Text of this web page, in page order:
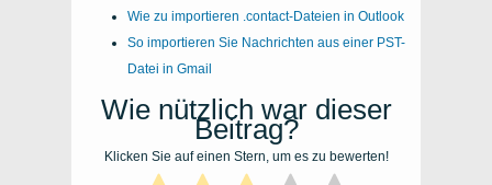
Wie zu importieren .contact-Dateien in Outlook
So importieren Sie Nachrichten aus einer PST-
Datei in Gmail
Wie nützlich war dieser
Beitrag?
Klicken Sie auf einen Stern, um es zu bewerten!